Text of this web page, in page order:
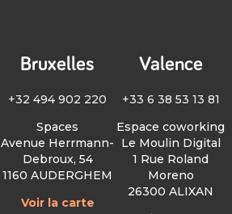
Bruxelles
+32 494 902 220
Spaces
Avenue Herrmann-
Debroux, 54
1160 AUDERGHEM
Voir la carte
Valence
+33 6 38 53 13 81
Espace coworking
Le Moulin Digital
1 Rue Roland
Moreno
26300 ALIXAN